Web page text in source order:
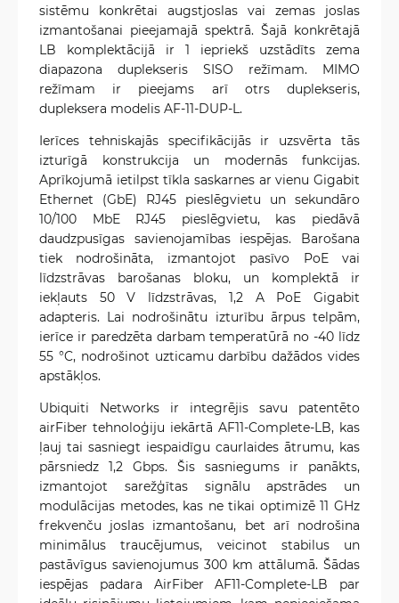
sistēmu konkrētai augstjoslas vai zemas joslas
izmantošanai pieejamajā spektrā. Šajā konkrētajā
LB komplektācijā ir 1 iepriekš uzstādīts zema
diapazona duplekseris SISO režīmam. MIMO
režīmam ir pieejams arī otrs duplekseris,
dupleksera modelis AF-11-DUP-L.
Ierīces tehniskajās specifikācijās ir uzsvērta tās
izturīgā konstrukcija un modernās funkcijas.
Aprīkojumā ietilpst tīkla saskarnes ar vienu Gigabit
Ethernet (GbE) RJ45 pieslēgvietu un sekundāro
10/100 MbE RJ45 pieslēgvietu, kas piedāvā
daudzpusīgas savienojamības iespējas. Barošana
tiek nodrošināta, izmantojot pasīvo PoE vai
līdzstrāvas barošanas bloku, un komplektā ir
iekļauts 50 V līdzstrāvas, 1,2 A PoE Gigabit
adapteris. Lai nodrošinātu izturību ārpus telpām,
ierīce ir paredzēta darbam temperatūrā no -40 līdz
55 °C, nodrošinot uzticamu darbību dažādos vides
apstākļos.
Ubiquiti Networks ir integrējis savu patentēto
airFiber tehnoloģiju iekārtā AF11-Complete-LB, kas
ļauj tai sasniegt iespaidīgu caurlaides ātrumu, kas
pārsniedz 1,2 Gbps. Šis sasniegums ir panākts,
izmantojot sarežģītas signālu apstrādes un
modulācijas metodes, kas ne tikai optimizē 11 GHz
frekvenču joslas izmantošanu, bet arī nodrošina
minimālus traucējumus, veicinot stabilus un
pastāvīgus savienojumus 300 km attālumā. Šādas
iespējas padara AirFiber AF11-Complete-LB par